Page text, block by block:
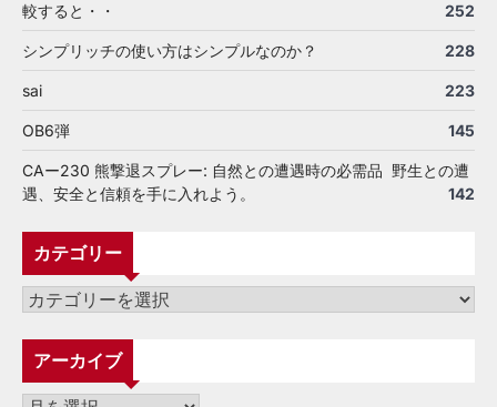
較すると・・
252
シンプリッチの使い方はシンプルなのか？ 228
sai 223
OB6弾 145
CAー230 熊撃退スプレー: 自然との遭遇時の必需品 野生との遭
遇、安全と信頼を手に入れよう。
142
カテゴリー
カ
ゴ
リ
アーカイブ